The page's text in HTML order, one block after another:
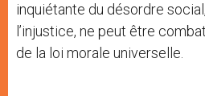
inquiétante du désordre
l’injustice, ne peut être
de la loi morale universelle.